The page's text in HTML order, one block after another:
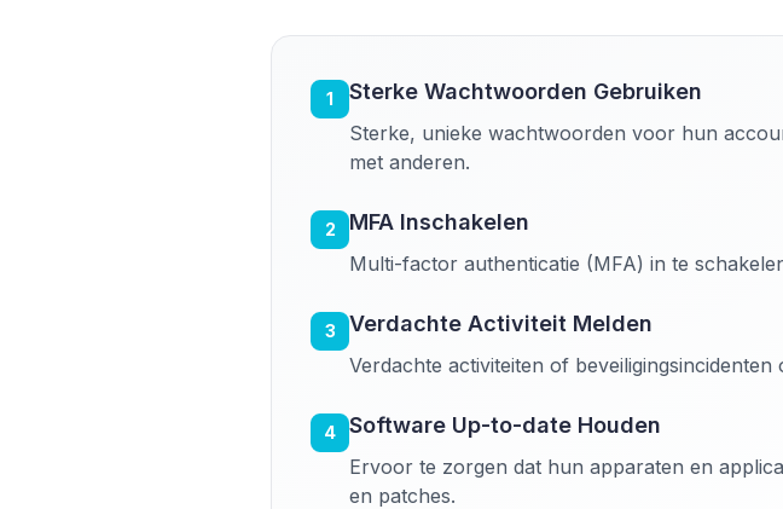
1 Sterke Wachtwoorden Gebruiken
Sterke, unieke wachtwoorden voor hun
met anderen.
2 MFA Inschakelen
Multi-factor authenticatie (MFA) in te
3 Verdachte Activiteit Melden
Verdachte activiteiten of beveiligingsincidenten
4 Software Up-to-date Houden
Ervoor te zorgen dat hun apparaten en
en patches.